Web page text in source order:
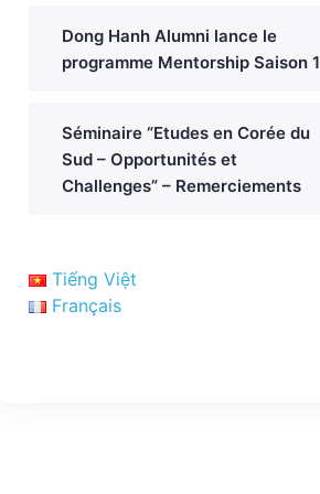
Dong Hanh Alumni lance le
programme Mentorship Saison 1
Séminaire “Etudes en Corée du
Sud – Opportunités et
Challenges” – Remerciements
Tiếng Việt
Français